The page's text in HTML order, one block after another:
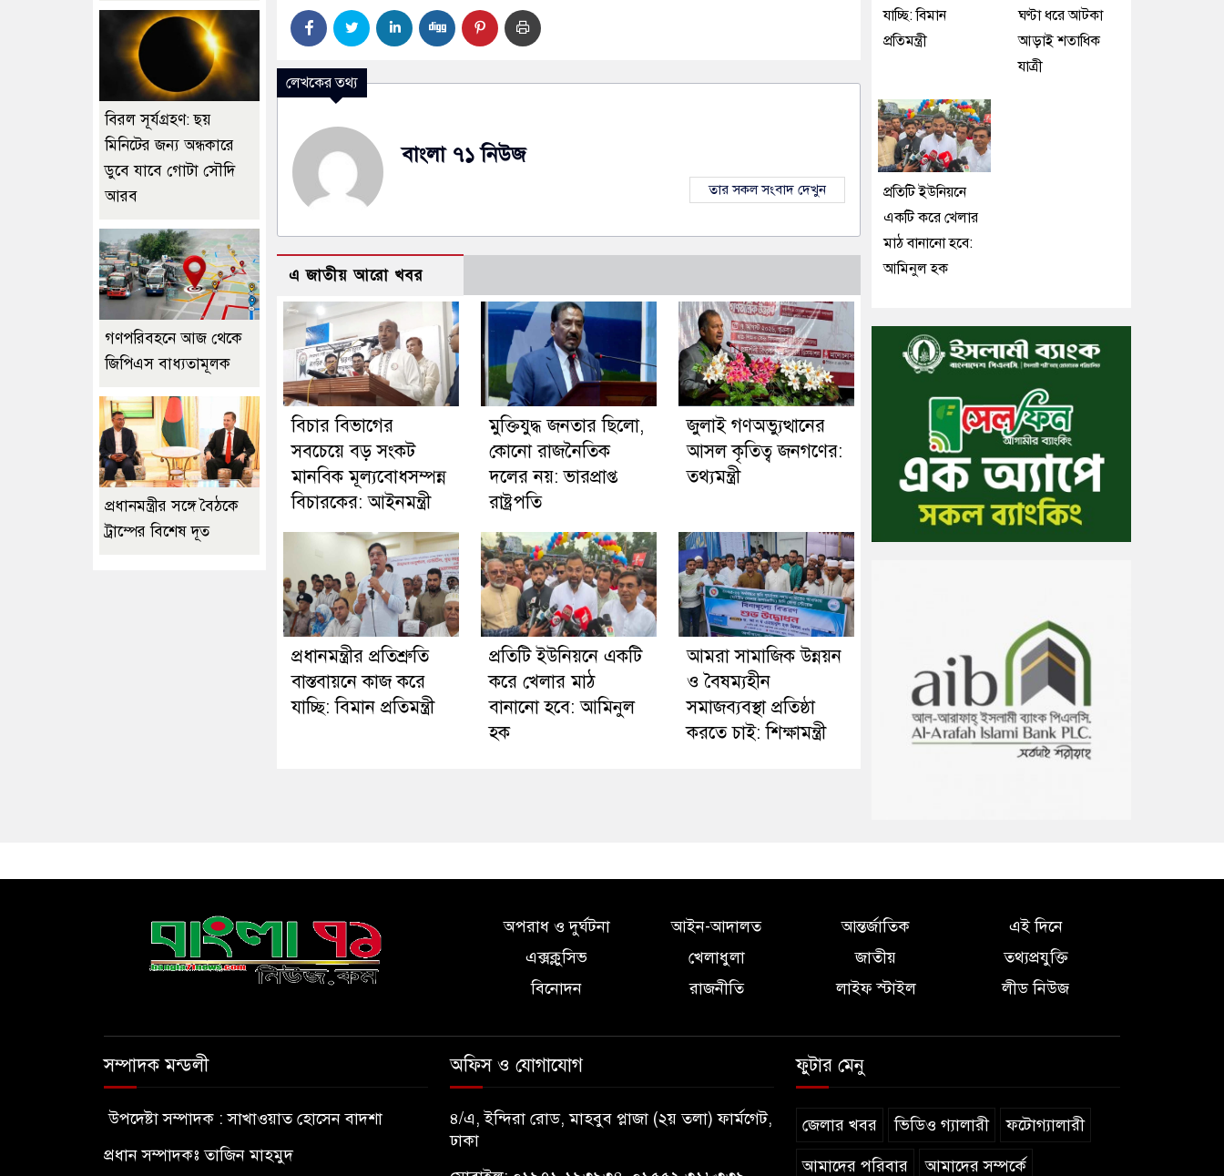
লেখকের তথ্য
বাংলা ৭১ নিউজ
তার সকল সংবাদ দেখুন
এ জাতীয় আরো খবর
বিচার বিভাগের
সবচেয়ে বড় সংকট
মানবিক মূল্যবোধসম্পন্ন
বিচারকের: আইনমন্ত্রী
মুক্তিযুদ্ধ জনতার ছিলো,
কোনো রাজনৈতিক
দলের নয়: ভারপ্রাপ্ত
রাষ্ট্রপতি
জুলাই গণঅভ্যুত্থানের
আসল কৃতিত্ব জনগণের:
তথ্যমন্ত্রী
প্রধানমন্ত্রীর প্রতিশ্রুতি
বাস্তবায়নে কাজ করে
যাচ্ছি: বিমান প্রতিমন্ত্রী
প্রতিটি ইউনিয়নে একটি
করে খেলার মাঠ
বানানো হবে: আমিনুল
হক
আমরা সামাজিক উন্নয়ন
ও বৈষম্যহীন
সমাজব্যবস্থা প্রতিষ্ঠা
করতে চাই: শিক্ষামন্ত্রী
বিরল সূর্যগ্রহণ: ছয়
মিনিটের জন্য অন্ধকারে
ডুবে যাবে গোটা সৌদি
আরব
গণপরিবহনে আজ থেকে
জিপিএস বাধ্যতামূলক
প্রধানমন্ত্রীর সঙ্গে বৈঠকে
ট্রাম্পের বিশেষ দূত
যাচ্ছি: বিমান
প্রতিমন্ত্রী
ঘণ্টা ধরে আটকা
আড়াই শতাধিক
যাত্রী
প্রতিটি ইউনিয়নে
একটি করে খেলার
মাঠ বানানো হবে:
আমিনুল হক
অপরাধ ও দুর্ঘটনা আইন-আদালত আন্তর্জাতিক
এই দিনে
এক্সক্লুসিভ
খেলাধুলা জাতীয়
তথ্যপ্রযুক্তি
বিনোদন
রাজনীতি লাইফ স্টাইল লীড নিউজ
সম্পাদক মন্ডলী
উপদেষ্টা সম্পাদক : সাখাওয়াত হোসেন বাদশা
প্রধান সম্পাদকঃ তাজিন মাহমুদ
অফিস ও যোগাযোগ
৪/এ, ইন্দিরা রোড, মাহবুব প্লাজা (২য় তলা) ফার্মগেট,
ঢাকা
ফুটার মেনু
জেলার খবর ভিডিও গ্যালারী ফটোগ্যালারী
আমাদের পরিবার আমাদের সম্পর্কে